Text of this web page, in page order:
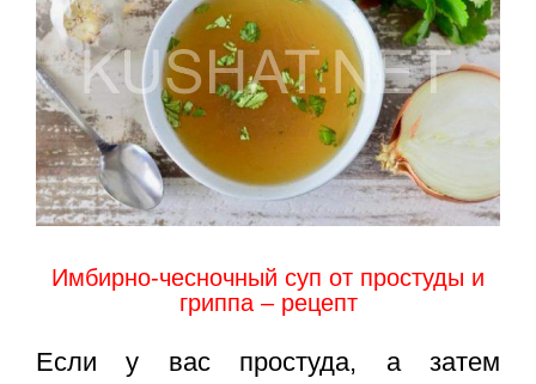
Имбирно-чесночный суп от простуды и
гриппа – рецепт
Если у вас простуда, а затем